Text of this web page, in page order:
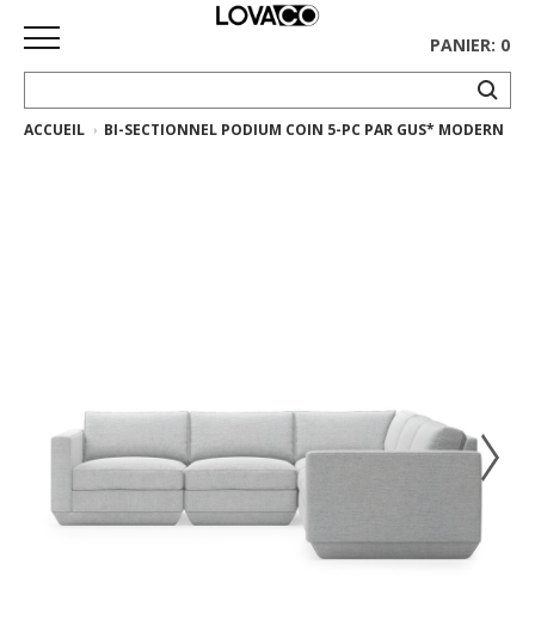
ACCUEIL
Gus*
Tapis
PANIER: 0
ACCUEIL BI-SECTIONNEL PODIUM COIN 5-PC PAR GUS* MODERN